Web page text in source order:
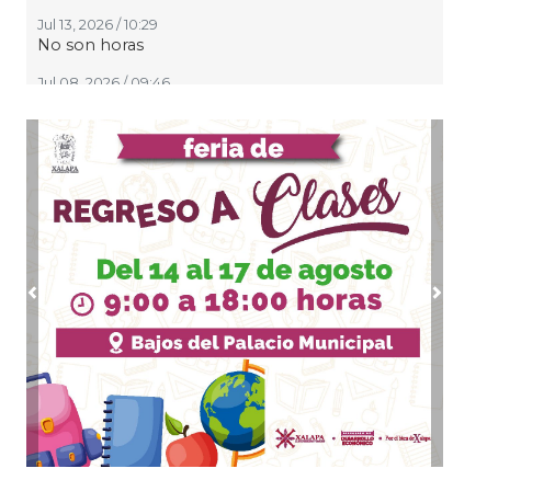
Jul 13, 2026 / 10:29
No son horas
Jul 08, 2026 / 09:46
Jul 07, 2026 / 09:33
Grupo MAS contra Veracruz
Jul 03, 2026 / 09:38
El quinto partido
Jul 02, 2026 / 09:16
Llegar a los 74
Jul 01, 2026 / 09:33
Las piernas nacionales se han cubierto de gloria
Jun 30, 2026 / 09:28
El quinto juego
Jun 25, 2026 / 10:31
Una de cal: México va bien en el Mundial
Previous Next